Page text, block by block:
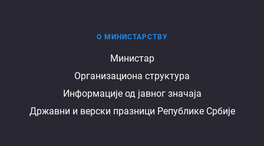
министарству
О МИНИСТАРСТВУ
Министар
Организациона структура
Информације од јавног значаја
Државни и верски празници Републике Србије